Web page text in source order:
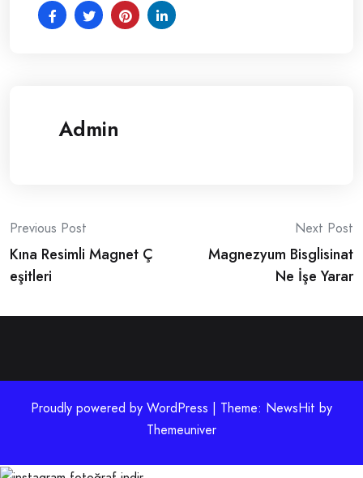
Admin
Post
navigation
Previous Post
Kına Resimli Magnet Ç
eşitleri
Next Post
Magnezyum Bisglisinat
Ne İşe Yarar
Proudly powered by WordPress | Theme: NewsHit by
Themeuniver